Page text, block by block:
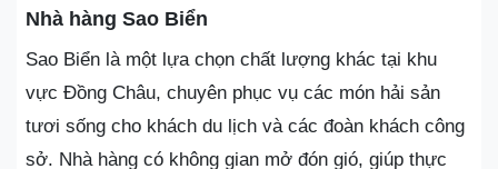
Nhà hàng Sao Biển
Sao Biển là một lựa chọn chất lượng khác tại khu
vực Đồng Châu, chuyên phục vụ các món hải sản
tươi sống cho khách du lịch và các đoàn khách công
sở. Nhà hàng có không gian mở đón gió, giúp thực